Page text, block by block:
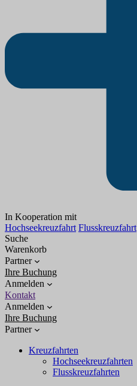
In Kooperation mit
Hochseekreuzfahrt Flusskreuzfahrt
Suche
Warenkorb
Partner
Ihre Buchung
Anmelden
Kontakt
Anmelden
Ihre Buchung
Partner
Kreuzfahrten
Hochseekreuzfahrten
Flusskreuzfahrten